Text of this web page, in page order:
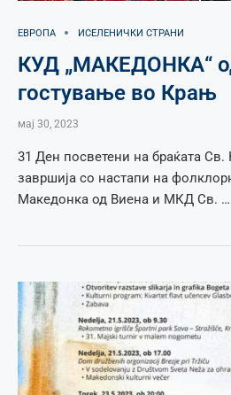
ЕВРОПА ИСЕЛЕНИЧКИ СТРАНИ
КУД „МАКЕДОНКА“
гостување во Крањ
мај 30, 2023
31 Ден посветени на браќата
завршија со настапи на
Македонка од Виена и МКД Св. …